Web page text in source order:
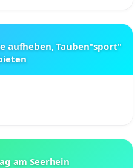
aufheben, Tauben"sport"
am Seerhein